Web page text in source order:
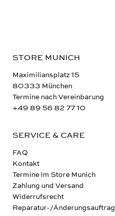
STORE MUNICH
Maximiliansplatz 15
80333 München
Termine nach Vereinbarung
+49 89 56 82 77 10
SERVICE & CARE
FAQ
Kontakt
Termine im Store Munich
Zahlung und Versand
Widerrufsrecht
Reparatur-/Änderungsauftrag